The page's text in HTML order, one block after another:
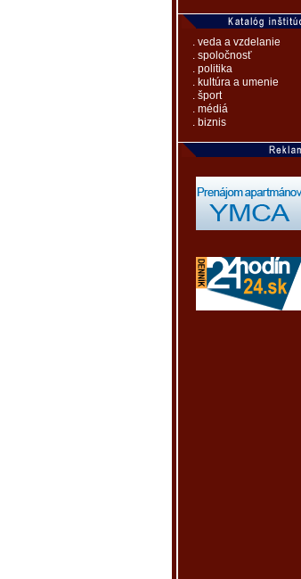
. veda a vzdelanie
. spoločnosť
. politika
. kultúra a umenie
. šport
. médiá
. biznis